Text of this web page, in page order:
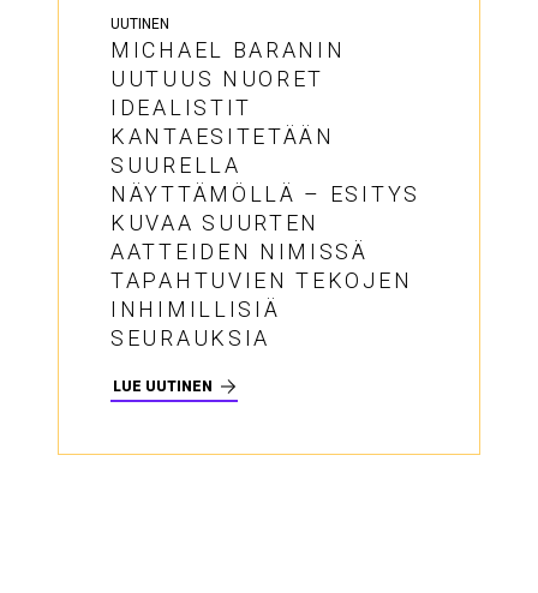
UUTINEN
MICHAEL BARANIN
UUTUUS NUORET
IDEALISTIT
KANTAESITETÄÄN
SUURELLA
NÄYTTÄMÖLLÄ – ESITYS
KUVAA SUURTEN
AATTEIDEN NIMISSÄ
TAPAHTUVIEN TEKOJEN
INHIMILLISIÄ
SEURAUKSIA
LUE UUTINEN